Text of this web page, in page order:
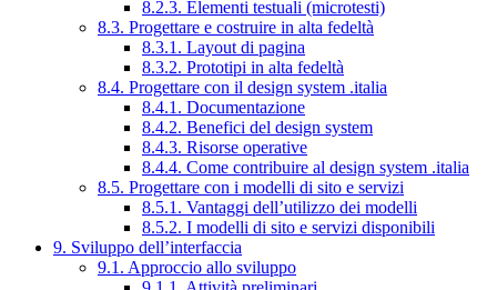
8.2.3. Elementi testuali (microtesti)
8.3. Progettare e costruire in alta fedeltà
8.3.1. Layout di pagina
8.3.2. Prototipi in alta fedeltà
8.4. Progettare con il design system .italia
8.4.1. Documentazione
8.4.2. Benefici del design system
8.4.3. Risorse operative
8.4.4. Come contribuire al design system .italia
8.5. Progettare con i modelli di sito e servizi
8.5.1. Vantaggi dell’utilizzo dei modelli
8.5.2. I modelli di sito e servizi disponibili
9. Sviluppo dell’interfaccia
9.1. Approccio allo sviluppo